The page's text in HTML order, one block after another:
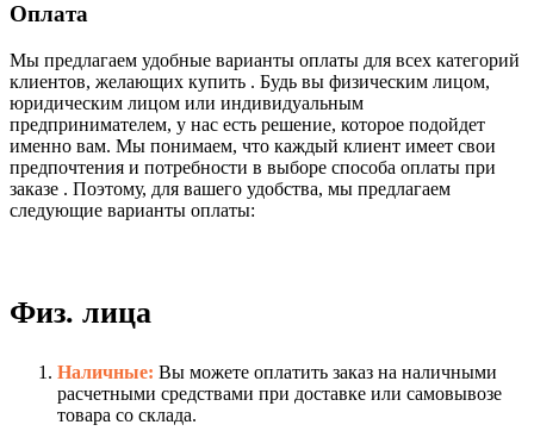
Оплата
Мы предлагаем удобные варианты оплаты для всех категорий
клиентов, желающих купить . Будь вы физическим лицом,
юридическим лицом или индивидуальным
предпринимателем, у нас есть решение, которое подойдет
именно вам. Мы понимаем, что каждый клиент имеет свои
предпочтения и потребности в выборе способа оплаты при
заказе . Поэтому, для вашего удобства, мы предлагаем
следующие варианты оплаты:
Физ. лица
Наличные: Вы можете оплатить заказ на наличными
расчетными средствами при доставке или самовывозе
товара со склада.